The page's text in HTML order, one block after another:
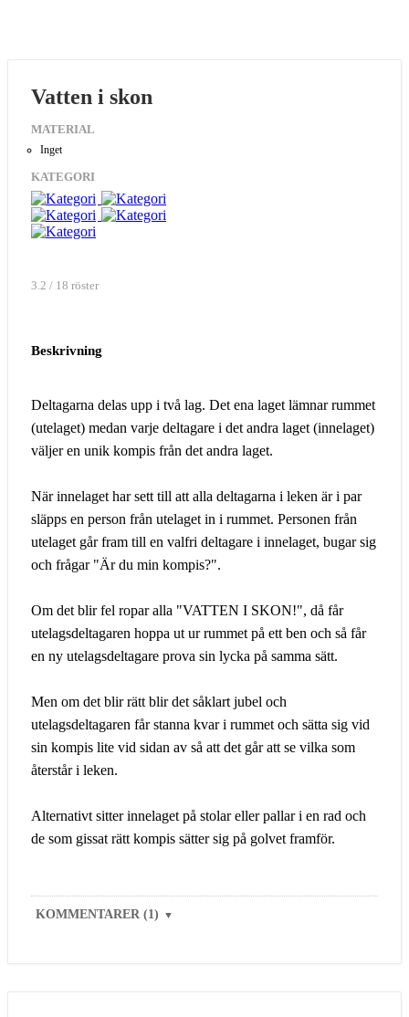
Vatten i skon
MATERIAL
Inget
KATEGORI
3.2 / 18 röster
Beskrivning
Deltagarna delas upp i två lag. Det ena laget lämnar rummet
(utelaget) medan varje deltagare i det andra laget (innelaget)
väljer en unik kompis från det andra laget.
När innelaget har sett till att alla deltagarna i leken är i par
släpps en person från utelaget in i rummet. Personen från
utelaget går fram till en valfri deltagare i innelaget, bugar sig
och frågar "Är du min kompis?".
Om det blir fel ropar alla "VATTEN I SKON!", då får
utelagsdeltagaren hoppa ut ur rummet på ett ben och så får
en ny utelagsdeltagare prova sin lycka på samma sätt.
Men om det blir rätt blir det såklart jubel och
utelagsdeltagaren får stanna kvar i rummet och sätta sig vid
sin kompis lite vid sidan av så att det går att se vilka som
återstår i leken.
Alternativt sitter innelaget på stolar eller pallar i en rad och
de som gissat rätt kompis sätter sig på golvet framför.
KOMMENTARER (1) ▼